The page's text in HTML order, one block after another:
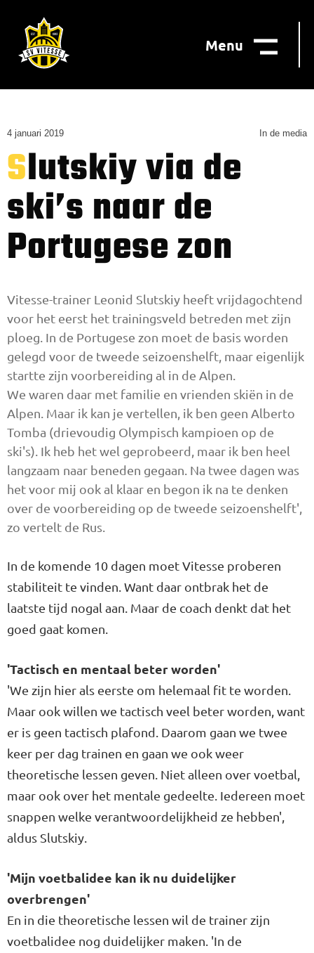
Menu
4 januari 2019 In de media
Slutskiy via de
ski’s naar de
Portugese zon
Vitesse-trainer Leonid Slutskiy heeft vrijdagochtend
voor het eerst het trainingsveld betreden met zijn
ploeg. In de Portugese zon moet de basis worden
gelegd voor de tweede seizoenshelft, maar eigenlijk
startte zijn voorbereiding al in de Alpen.
We waren daar met familie en vrienden skiën in de
Alpen. Maar ik kan je vertellen, ik ben geen Alberto
Tomba (drievoudig Olympisch kampioen op de
ski's). Ik heb het wel geprobeerd, maar ik ben heel
langzaam naar beneden gegaan. Na twee dagen was
het voor mij ook al klaar en begon ik na te denken
over de voorbereiding op de tweede seizoenshelft',
zo vertelt de Rus.
In de komende 10 dagen moet Vitesse proberen
stabiliteit te vinden. Want daar ontbrak het de
laatste tijd nogal aan. Maar de coach denkt dat het
goed gaat komen.
'Tactisch en mentaal beter worden'
'We zijn hier als eerste om helemaal fit te worden.
Maar ook willen we tactisch veel beter worden, want
er is geen tactisch plafond. Daarom gaan we twee
keer per dag trainen en gaan we ook weer
theoretische lessen geven. Niet alleen over voetbal,
maar ook over het mentale gedeelte. Iedereen moet
snappen welke verantwoordelijkheid ze hebben',
aldus Slutskiy.
'Mijn voetbalidee kan ik nu duidelijker
overbrengen'
En in die theoretische lessen wil de trainer zijn
voetbalidee nog duidelijker maken. 'In de